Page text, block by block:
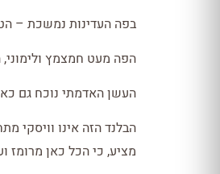
בפה העדינות נמשכת –
הפה מעט חמצמץ ולימוני,
העשן האדמתי נוכח גם
הבלנד הזה אינו וויסקי
מציע, כי הכל כאן מרומז